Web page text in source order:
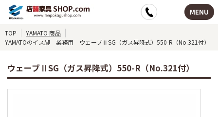
MENU
TOP
YAMATO 商品
YAMATOのイス脚 業務用 ウェーブⅡSG（ガス昇降式）550-R（No.321付）
ウェーブⅡSG（ガス昇降式）550-R（No.321付）